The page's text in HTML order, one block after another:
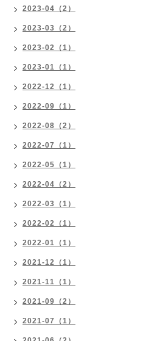
2023-04（2）
2023-03（2）
2023-02（1）
2023-01（1）
2022-12（1）
2022-09（1）
2022-08（2）
2022-07（1）
2022-05（1）
2022-04（2）
2022-03（1）
2022-02（1）
2022-01（1）
2021-12（1）
2021-11（1）
2021-09（2）
2021-07（1）